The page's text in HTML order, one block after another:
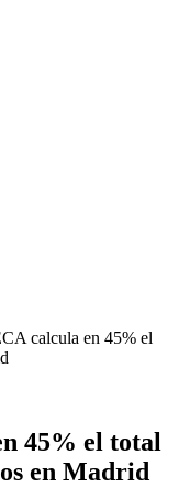
calcula en 45% el
45% el total
en Madrid